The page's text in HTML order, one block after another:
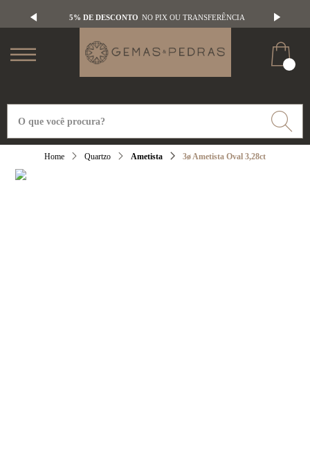
5% DE DESCONTO NO PIX OU TRANSFERÊNCIA
Quartzo Ametista 3ø Ametista Oval 3,28ct